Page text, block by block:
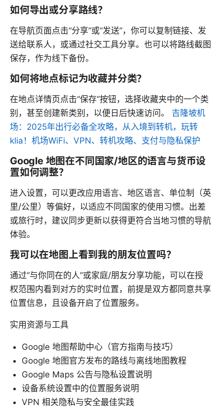
如何导出或分享路线？
在导航页面点击“分享”或“发送”，你可以复制链接、发
送给联系人，或通过社交工具分享。也可以将路线截图
保存，作为线下备份。
如何将地点标记为收藏并分类？
在地点详情页点击“保存”按钮，选择收藏夹中的一个类
别，甚至创建新类别，以便日后快速访问。 吉隆坡机
场：2025年出行必备全攻略，从入境到转机，玩转
klia！机场WiFi、VPN、转机攻略、支付与隐私保护
Google 地图在不同国家/地区的语言与货币设
置如何调整？
进入设置，可以更改应用语言、地区语言、单位制（英
里/公里）等偏好，以适应不同国家的使用习惯。出差
或旅行时，建议同步更新以获得更符合当地习惯的导航
体验。
我可以在地图上看到我的朋友位置吗？
通过“与你同在的人”或家庭/朋友分享功能，可以在授
权范围内看到对方的实时位置，前提是双方都同意共享
位置信息，且设备开启了位置服务。
实用资源与工具
Google 地图帮助中心（官方指南与技巧）
Google 地图官方发布的路线与离线地图教程
Google Maps 公告与隐私设置说明
设备系统设置中的位置服务说明
VPN 相关隐私与安全最佳实践